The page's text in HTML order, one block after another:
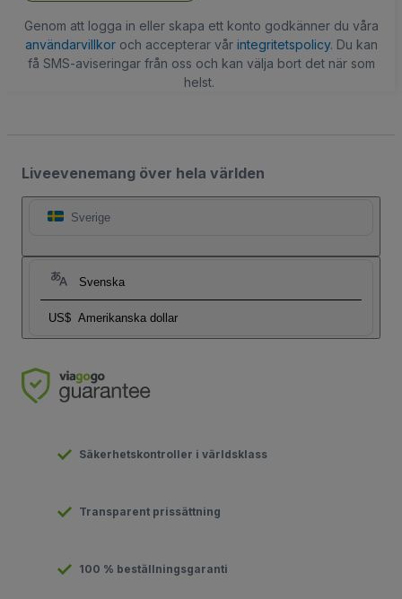
Genom att logga in eller skapa ett konto godkänner du våra
användarvillkoroch accepterar vår integritetspolicy. Du kan
få SMS-aviseringar från oss och kan välja bort det när som
helst.
Liveevenemang över hela världen
Sverige
Svenska
US$ Amerikanska dollar
Säkerhetskontroller i världsklass
Transparent prissättning
100 % beställningsgaranti